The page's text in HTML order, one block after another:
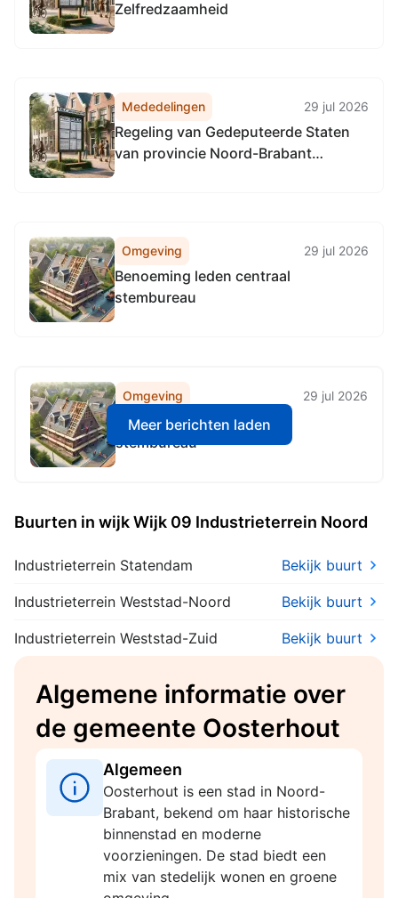
Zelfredzaamheid
Mededelingen 29 jul 2026
Regeling van Gedeputeerde Staten
van provincie Noord-Brabant
Omgeving 29 jul 2026
Benoeming leden centraal
stembureau
Omgeving 29 jul 2026
Benoeming leden centraal
stembureau
Meer berichten laden
Buurten in wijk Wijk 09 Industrieterrein Noord
Industrieterrein Statendam Bekijk buurt
Industrieterrein Weststad-Noord Bekijk buurt
Industrieterrein Weststad-Zuid Bekijk buurt
Algemene informatie over
de gemeente Oosterhout
Algemeen
Oosterhout is een stad in Noord-
Brabant, bekend om haar historische
binnenstad en moderne
voorzieningen. De stad biedt een
mix van stedelijk wonen en groene